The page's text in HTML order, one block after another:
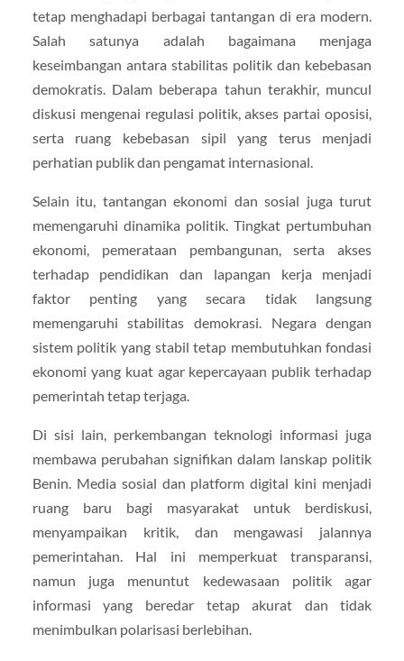
tetap menghadapi berbagai tantangan di era modern.
Salah satunya adalah bagaimana menjaga
keseimbangan antara stabilitas politik dan kebebasan
demokratis. Dalam beberapa tahun terakhir, muncul
diskusi mengenai regulasi politik, akses partai oposisi,
serta ruang kebebasan sipil yang terus menjadi
perhatian publik dan pengamat internasional.
Selain itu, tantangan ekonomi dan sosial juga turut
memengaruhi dinamika politik. Tingkat pertumbuhan
ekonomi, pemerataan pembangunan, serta akses
terhadap pendidikan dan lapangan kerja menjadi
faktor penting yang secara tidak langsung
memengaruhi stabilitas demokrasi. Negara dengan
sistem politik yang stabil tetap membutuhkan fondasi
ekonomi yang kuat agar kepercayaan publik terhadap
pemerintah tetap terjaga.
Di sisi lain, perkembangan teknologi informasi juga
membawa perubahan signifikan dalam lanskap politik
Benin. Media sosial dan platform digital kini menjadi
ruang baru bagi masyarakat untuk berdiskusi,
menyampaikan kritik, dan mengawasi jalannya
pemerintahan. Hal ini memperkuat transparansi,
namun juga menuntut kedewasaan politik agar
informasi yang beredar tetap akurat dan tidak
menimbulkan polarisasi berlebihan.